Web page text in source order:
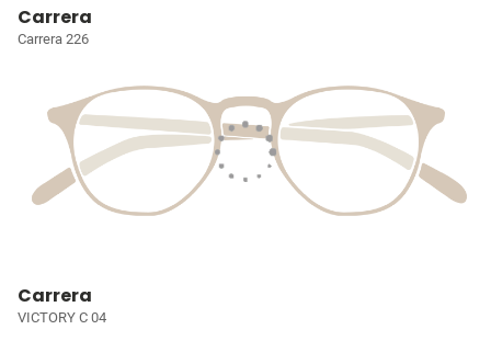
Carrera
Carrera 226
Carrera
VICTORY C 04